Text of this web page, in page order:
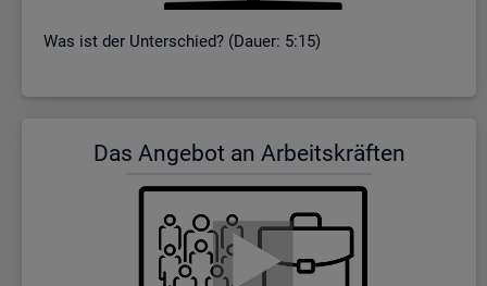
Was ist der Un­ter­schied? (Dauer: 5:15)
Das An­ge­bot an Ar­beits­kräf­ten